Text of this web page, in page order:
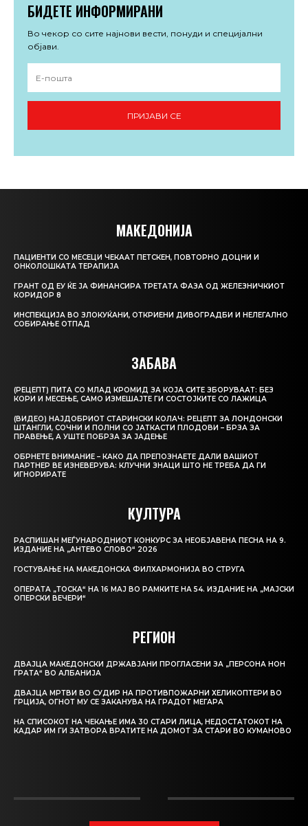
БИДЕТЕ ИНФОРМИРАНИ
Во чекор со сите најнови вести, понуди и специјални
објави.
ПРИЈАВИ СЕ
МАКЕДОНИЈА
ПАЦИЕНТИ СО МЕСЕЦИ ЧЕКААТ ПЕТСКЕН, ПОВТОРНО ДОЦНИ И
ОНКОЛОШКАТА ТЕРАПИЈА
ГРАНТ ОД ЕУ ЌЕ ЈА ФИНАНСИРА ТРЕТАТА ФАЗА ОД ЖЕЛЕЗНИЧКИОТ
КОРИДОР 8
ИНСПЕКЦИЈА ВО ЗЛОКУЌАНИ, ОТКРИЕНИ ДИВОГРАДБИ И НЕЛЕГАЛНО
СОБИРАЊЕ ОТПАД
ЗАБАВА
(РЕЦЕПТ) ПИТА СО МЛАД КРОМИД ЗА КОЈА СИТЕ ЗБОРУВААТ: БЕЗ
КОРИ И МЕСЕЊЕ, САМО ИЗМЕШАЈТЕ ГИ СОСТОЈКИТЕ СО ЛАЖИЦА
(ВИДЕО) НАЈДОБРИОТ СТАРИНСКИ КОЛАЧ: РЕЦЕПТ ЗА ЛОНДОНСКИ
ШТАНГЛИ, СОЧНИ И ПОЛНИ СО ЈАТКАСТИ ПЛОДОВИ – БРЗА ЗА
ПРАВЕЊЕ, А УШТЕ ПОБРЗА ЗА ЈАДЕЊЕ
ОБРНЕТЕ ВНИМАНИЕ – КАКО ДА ПРЕПОЗНАЕТЕ ДАЛИ ВАШИОТ
ПАРТНЕР ВЕ ИЗНЕВЕРУВА: КЛУЧНИ ЗНАЦИ ШТО НЕ ТРЕБА ДА ГИ
ИГНОРИРАТЕ
КУЛТУРА
РАСПИШАН МЕЃУНАРОДНИОТ КОНКУРС ЗА НЕОБЈАВЕНА ПЕСНА НА 9.
ИЗДАНИЕ НА „АНТЕВО СЛОВО“ 2026
ГОСТУВАЊЕ НА МАКЕДОНСКА ФИЛХАРМОНИЈА ВО СТРУГА
ОПЕРАТА „ТОСКА“ НА 16 МАЈ ВО РАМКИТЕ НА 54. ИЗДАНИЕ НА „МАЈСКИ
ОПЕРСКИ ВЕЧЕРИ“
РЕГИОН
ДВАЈЦА МАКЕДОНСКИ ДРЖАВЈАНИ ПРОГЛАСЕНИ ЗА „ПЕРСОНА НОН
ГРАТА“ ВО АЛБАНИЈА
ДВАЈЦА МРТВИ ВО СУДИР НА ПРОТИВПОЖАРНИ ХЕЛИКОПТЕРИ ВО
ГРЦИЈА, ОГНОТ МУ СЕ ЗАКАНУВА НА ГРАДОТ МЕГАРА
НА СПИСОКОТ НА ЧЕКАЊЕ ИМА 30 СТАРИ ЛИЦА, НЕДОСТАТОКОТ НА
КАДАР ИМ ГИ ЗАТВОРА ВРАТИТЕ НА ДОМОТ ЗА СТАРИ ВО КУМАНОВО